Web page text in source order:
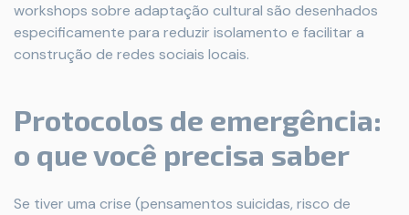
workshops sobre adaptação cultural são desenhados
especificamente para reduzir isolamento e facilitar a
construção de redes sociais locais.
Protocolos de emergência:
o que você precisa saber
Se tiver uma crise (pensamentos suicidas, risco de